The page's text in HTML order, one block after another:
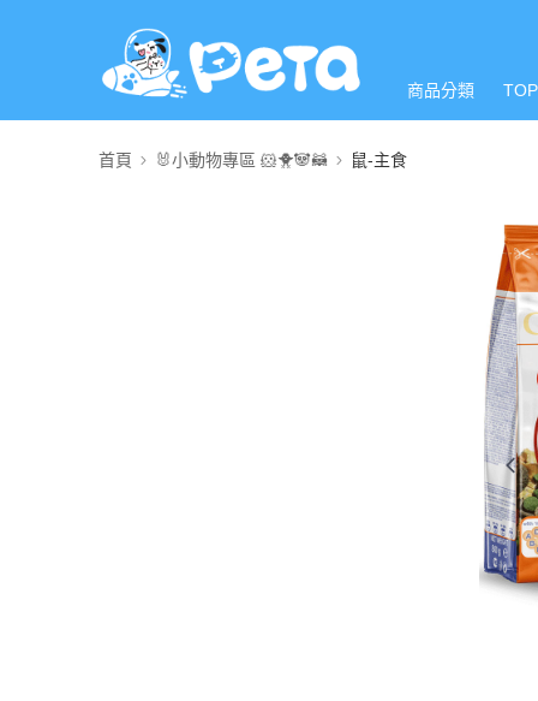
商品分類
首頁 🐰小動物專區 🐹🐥🐼🦝 鼠-主食